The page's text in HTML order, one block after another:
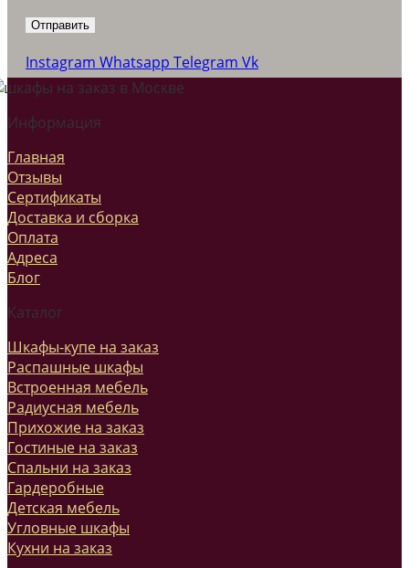
Instagram Whatsapp Telegram Vk
Информация
Главная
Отзывы
Сертификаты
Доставка и сборка
Оплата
Адреса
Блог
Каталог
Шкафы-купе на заказ
Распашные шкафы
Встроенная мебель
Радиусная мебель
Прихожие на заказ
Гостиные на заказ
Спальни на заказ
Гардеробные
Детская мебель
Угловные шкафы
Кухни на заказ